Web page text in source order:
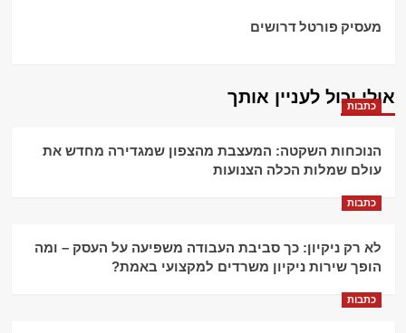
מעסיק פורטל דרושים
אולי יכול לעניין אותך
כתבות
הנוכחות השקטה: המעצבת מהצפון שמגדירה מחדש את
עולם שמלות הכלה הצנועות
כתבות
לא רק ניקיון: כך סביבת העבודה משפיעה על העסק – ומה
הופך שירות ניקיון משרדים למקצועי באמת?
כתבות